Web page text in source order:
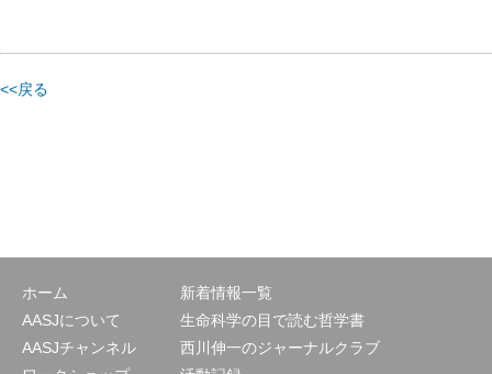
<<戻る
ホーム
AASJについて
AASJチャンネル
新着情報一覧
生命科学の目で読む哲学書
西川伸一のジャーナルクラブ